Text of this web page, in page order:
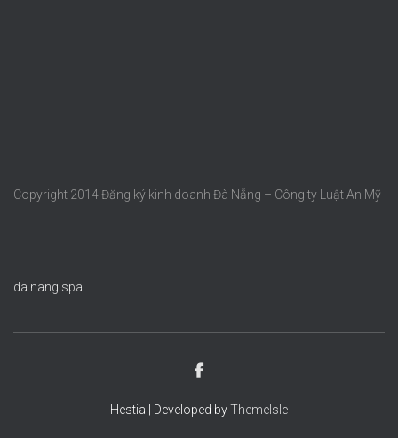
Copyright 2014 Đăng ký kinh doanh Đà Nẵng – Công ty Luật An Mỹ
da nang spa
Hestia | Developed byThemeIsle